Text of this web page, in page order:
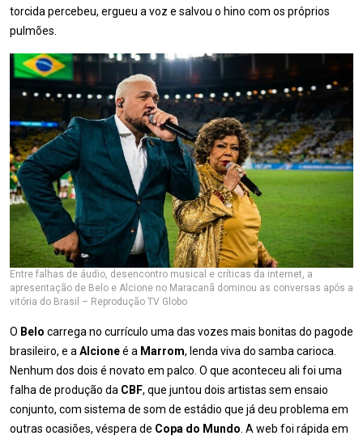
torcida percebeu, ergueu a voz e salvou o hino com os próprios
pulmões.
Entre falhas de áudio, desencontro musical e críticas da internet, a
apresentação de Belo e Alcione no Maracanã dominou as conversas após a
vitória do Brasil – Reprodução TV Globo
O Belo carrega no currículo uma das vozes mais bonitas do pagode
brasileiro, e aAlcioneé a Marrom, lenda viva do samba carioca.
Nenhum dos dois é novato em palco. O que aconteceu ali foi uma
falha de produção da CBF, que juntou dois artistas sem ensaio
conjunto, com sistema de som de estádio que já deu problema em
outras ocasiões, véspera de Copa do Mundo. A web foi rápida em